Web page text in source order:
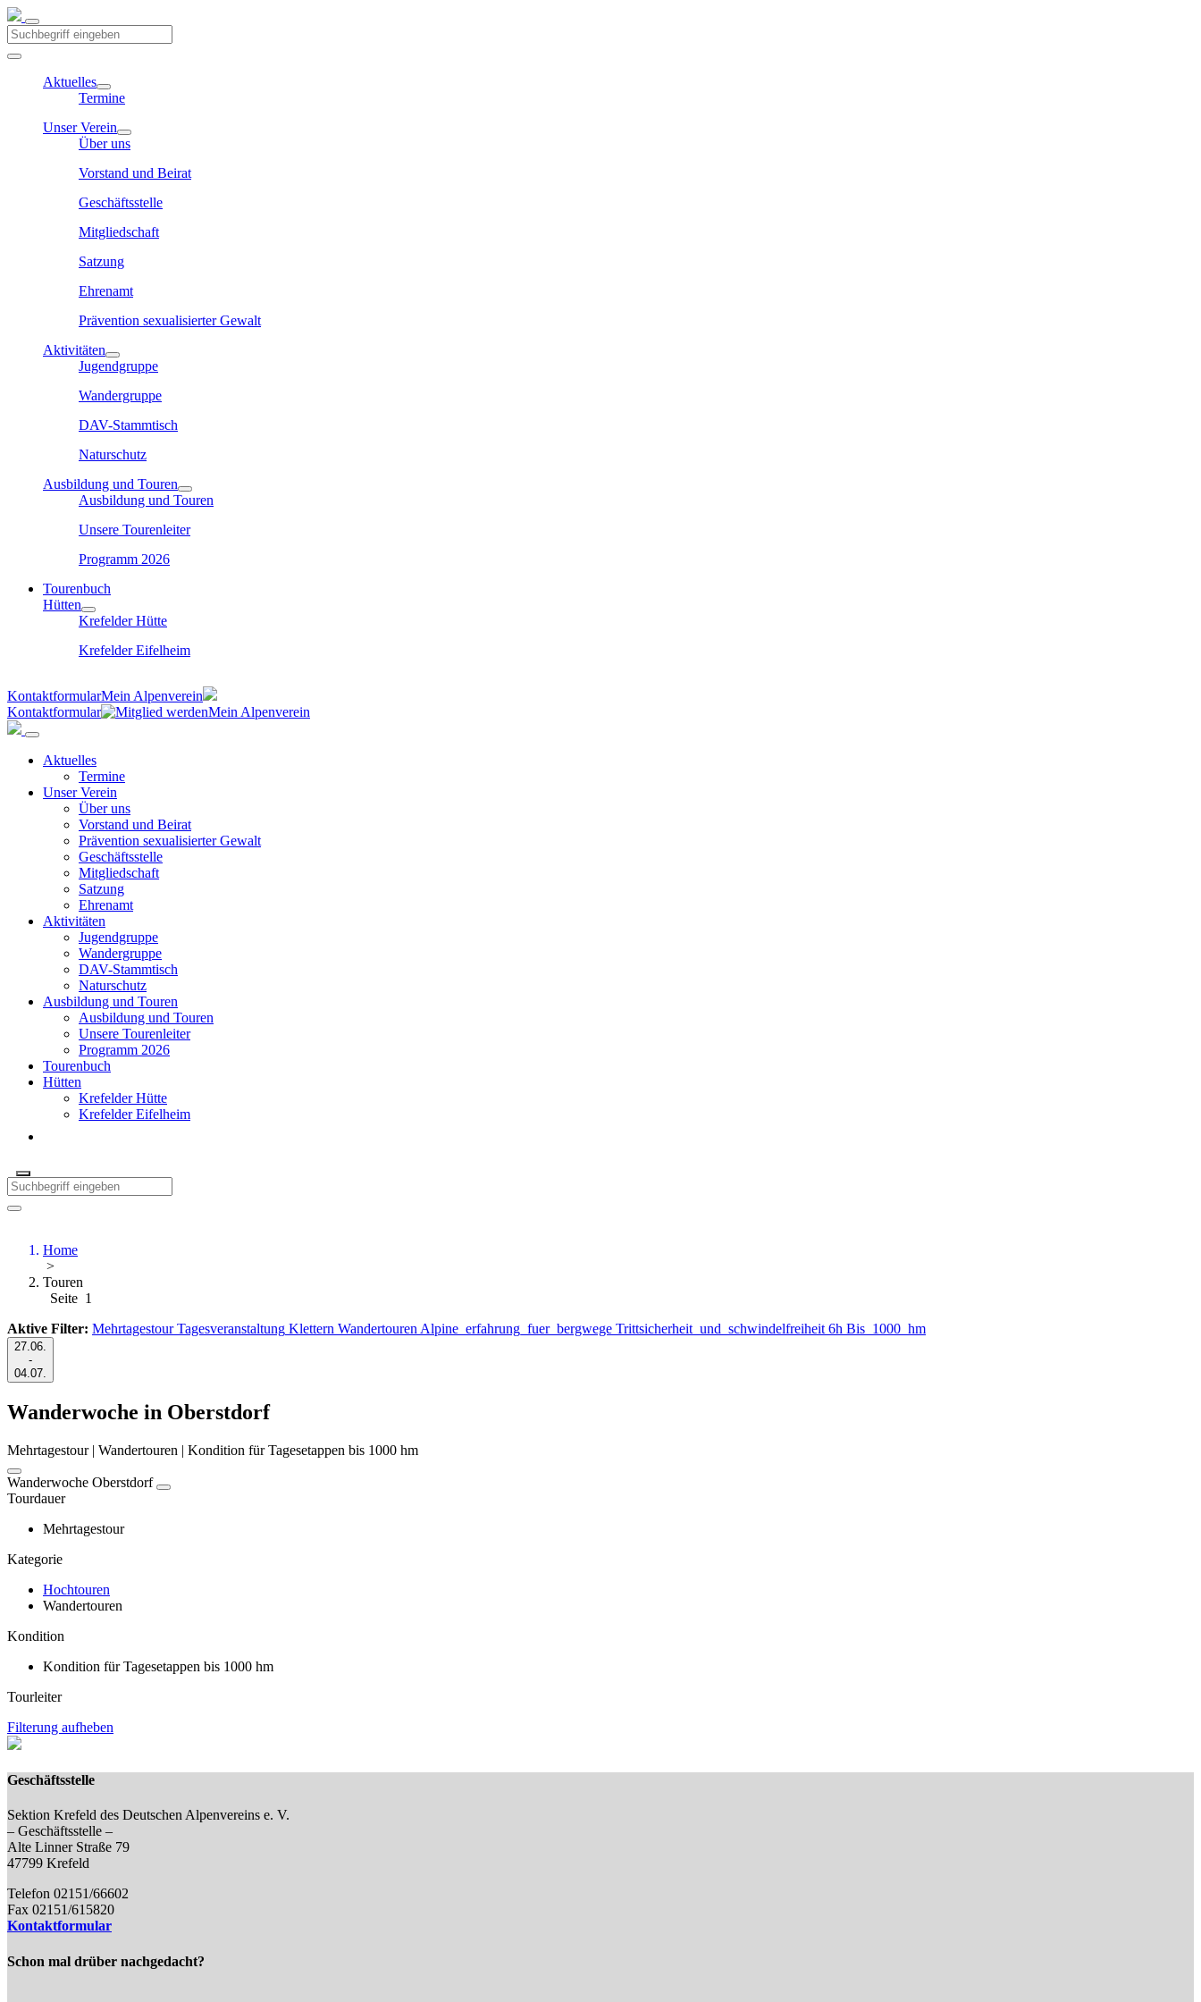
Aktuelles
Termine
Unser Verein
Über uns
Vorstand und Beirat
Geschäftsstelle
Mitgliedschaft
Satzung
Ehrenamt
Prävention sexualisierter Gewalt
Aktivitäten
Jugendgruppe
Wandergruppe
DAV-Stammtisch
Naturschutz
Ausbildung und Touren
Ausbildung und Touren
Unsere Tourenleiter
Programm 2026
Tourenbuch
Hütten
Krefelder Hütte
Krefelder Eifelheim
KontaktformularMein Alpenverein
Kontaktformular
Mein Alpenverein
Aktuelles
Termine
Unser Verein
Über uns
Vorstand und Beirat
Prävention sexualisierter Gewalt
Geschäftsstelle
Mitgliedschaft
Satzung
Ehrenamt
Aktivitäten
Jugendgruppe
Wandergruppe
DAV-Stammtisch
Naturschutz
Ausbildung und Touren
Ausbildung und Touren
Unsere Tourenleiter
Programm 2026
Tourenbuch
Hütten
Krefelder Hütte
Krefelder Eifelheim
Home
>
Touren
Seite 1
Aktive Filter: MehrtagestourTagesveranstaltung Klettern Wandertouren Alpine_erfahrung_fuer_bergwege Trittsicherheit_und_schwindelfreiheit 6h Bis_1000_hm
27.06.
-
04.07.
Wanderwoche in Oberstdorf
Mehrtagestour | Wandertouren | Kondition für Tagesetappen bis 1000 hm
Wanderwoche Oberstdorf
Tourdauer
Mehrtagestour
Kategorie
Hochtouren
Wandertouren
Kondition
Kondition für Tagesetappen bis 1000 hm
Tourleiter
Filterung aufheben
Geschäftsstelle
Sektion Krefeld des Deutschen Alpenvereins e. V.
– Geschäftsstelle –
Alte Linner Straße 79
47799 Krefeld
Telefon 02151/66602
Fax 02151/615820
Kontaktformular
Schon mal drüber nachgedacht?